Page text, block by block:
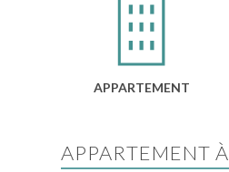
APPARTEMENT
APPARTEMENT À